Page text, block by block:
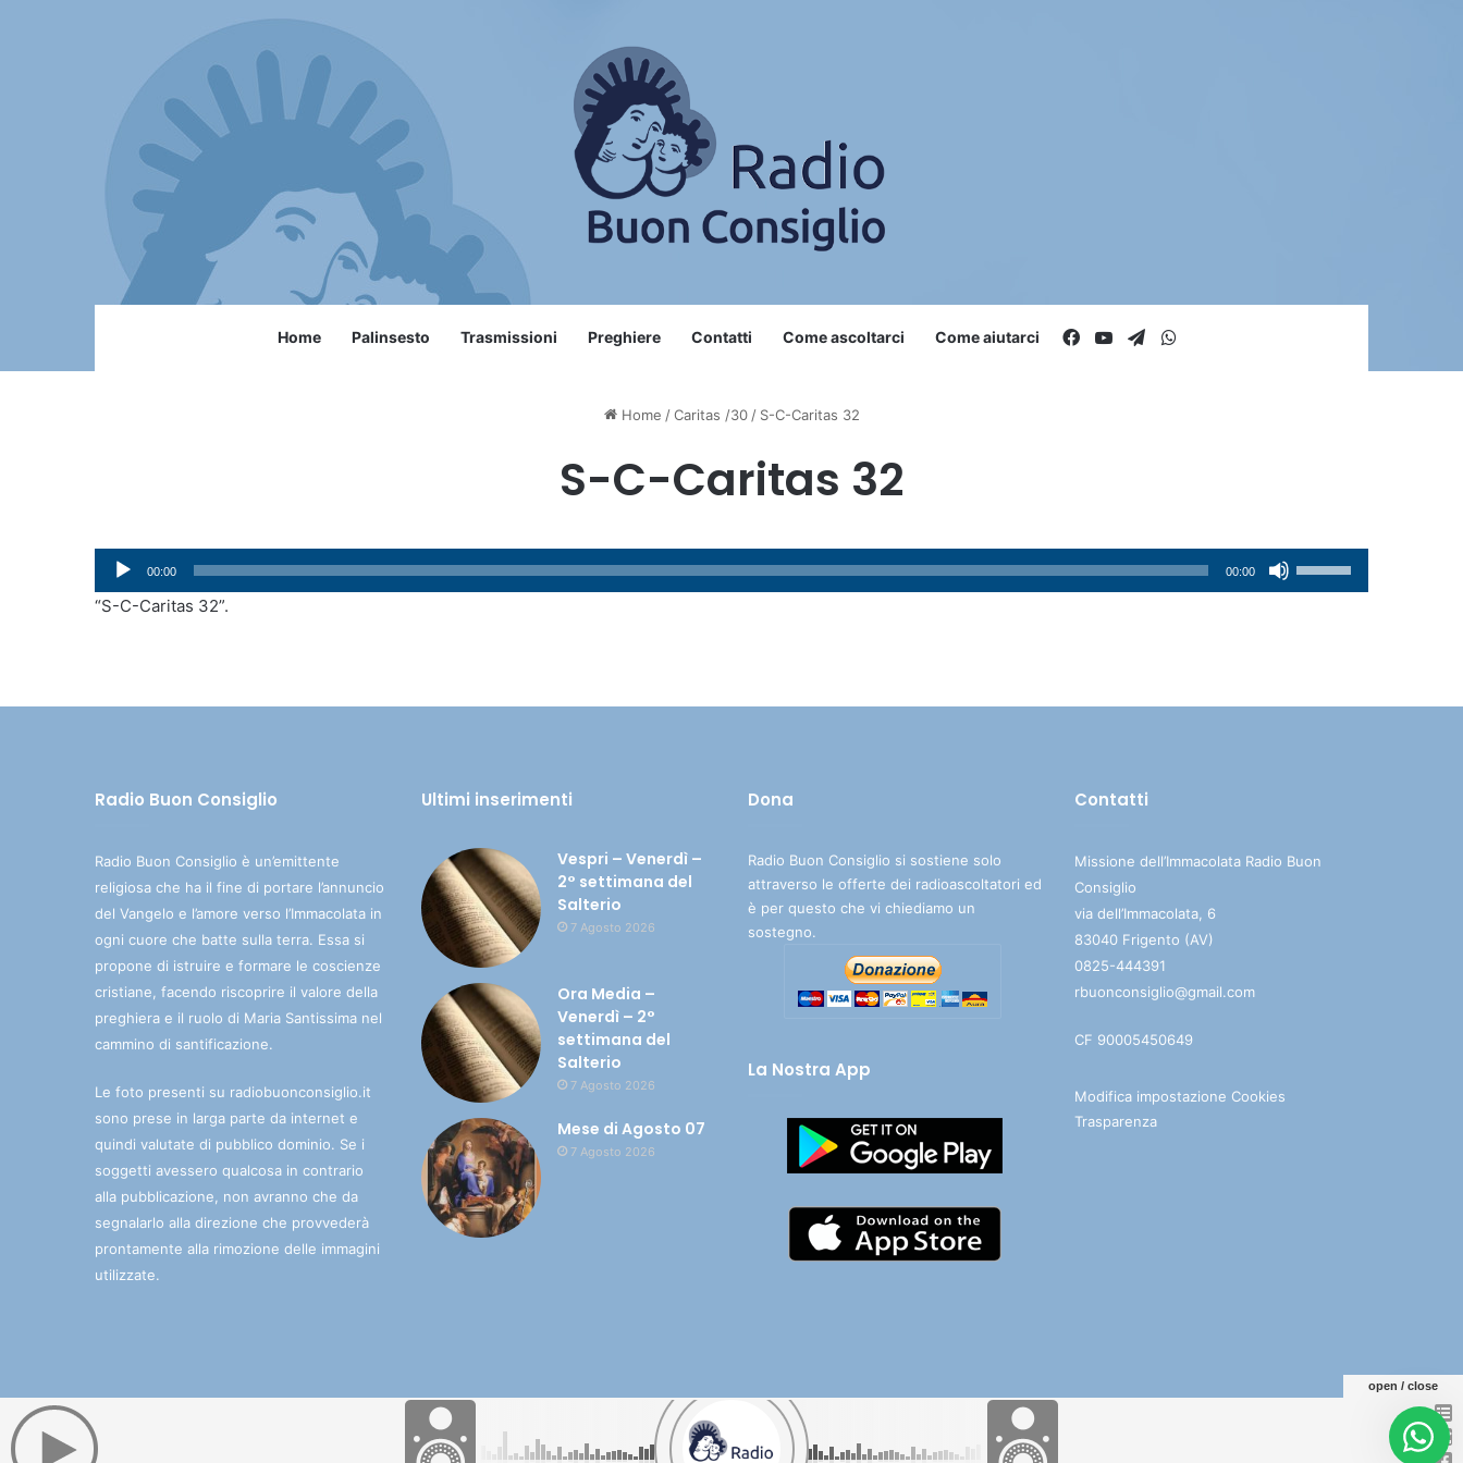
Home Palinsesto Trasmissioni Preghiere Contatti Come ascoltarci Come aiutarci Facebook
You TubeTelegram
Home / Caritas /30 / S-C-Caritas 32
S-C-Caritas 32
Audio
Player
00:00 00:00
i
“S-C-Caritas 32”.
Radio Buon Consiglio
Radio Buon Consiglio è un’emittente
religiosa che ha il fine di portare l’annuncio
del Vangelo e l’amore verso l’Immacolata in
ogni cuore che batte sulla terra. Essa si
propone di istruire e formare le coscienze
cristiane, facendo riscoprire il valore della
preghiera e il ruolo di Maria Santissima nel
cammino di santificazione.
Le foto presenti su radiobuonconsiglio.it
sono prese in larga parte da internet e
quindi valutate di pubblico dominio. Se i
soggetti avessero qualcosa in contrario
alla pubblicazione, non avranno che da
segnalarlo alla direzione che provvederà
prontamente alla rimozione delle immagini
utilizzate.
Ultimi inserimenti
Vespri – Venerdì –
2° settimana del
Salterio
7 Agosto 2026
Ora Media –
Venerdì – 2°
settimana del
Salterio
7 Agosto 2026
Mese di Agosto 07
7 Agosto 2026
Dona
Radio Buon Consiglio si sostiene solo
attraverso le offerte dei radioascoltatori ed
è per questo che vi chiediamo un
sostegno.
La Nostra App
Contatti
Missione dell’Immacolata Radio Buon
Consiglio
via dell’Immacolata, 6
83040 Frigento (AV)
0825-444391
rbuonconsiglio@gmail.com
CF 90005450649
Modifica impostazione Cookies
Trasparenza
open / close